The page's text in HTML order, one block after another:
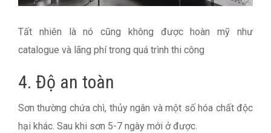
Tất nhiên là nó cũng không được hoàn mỹ như
catalogue và lãng phí trong quá trình thi công
4. Độ an toàn
Sơn thường chứa chì, thủy ngân và một số hóa chất độc
hại khác. Sau khi sơn 5-7 ngày mới ở được.